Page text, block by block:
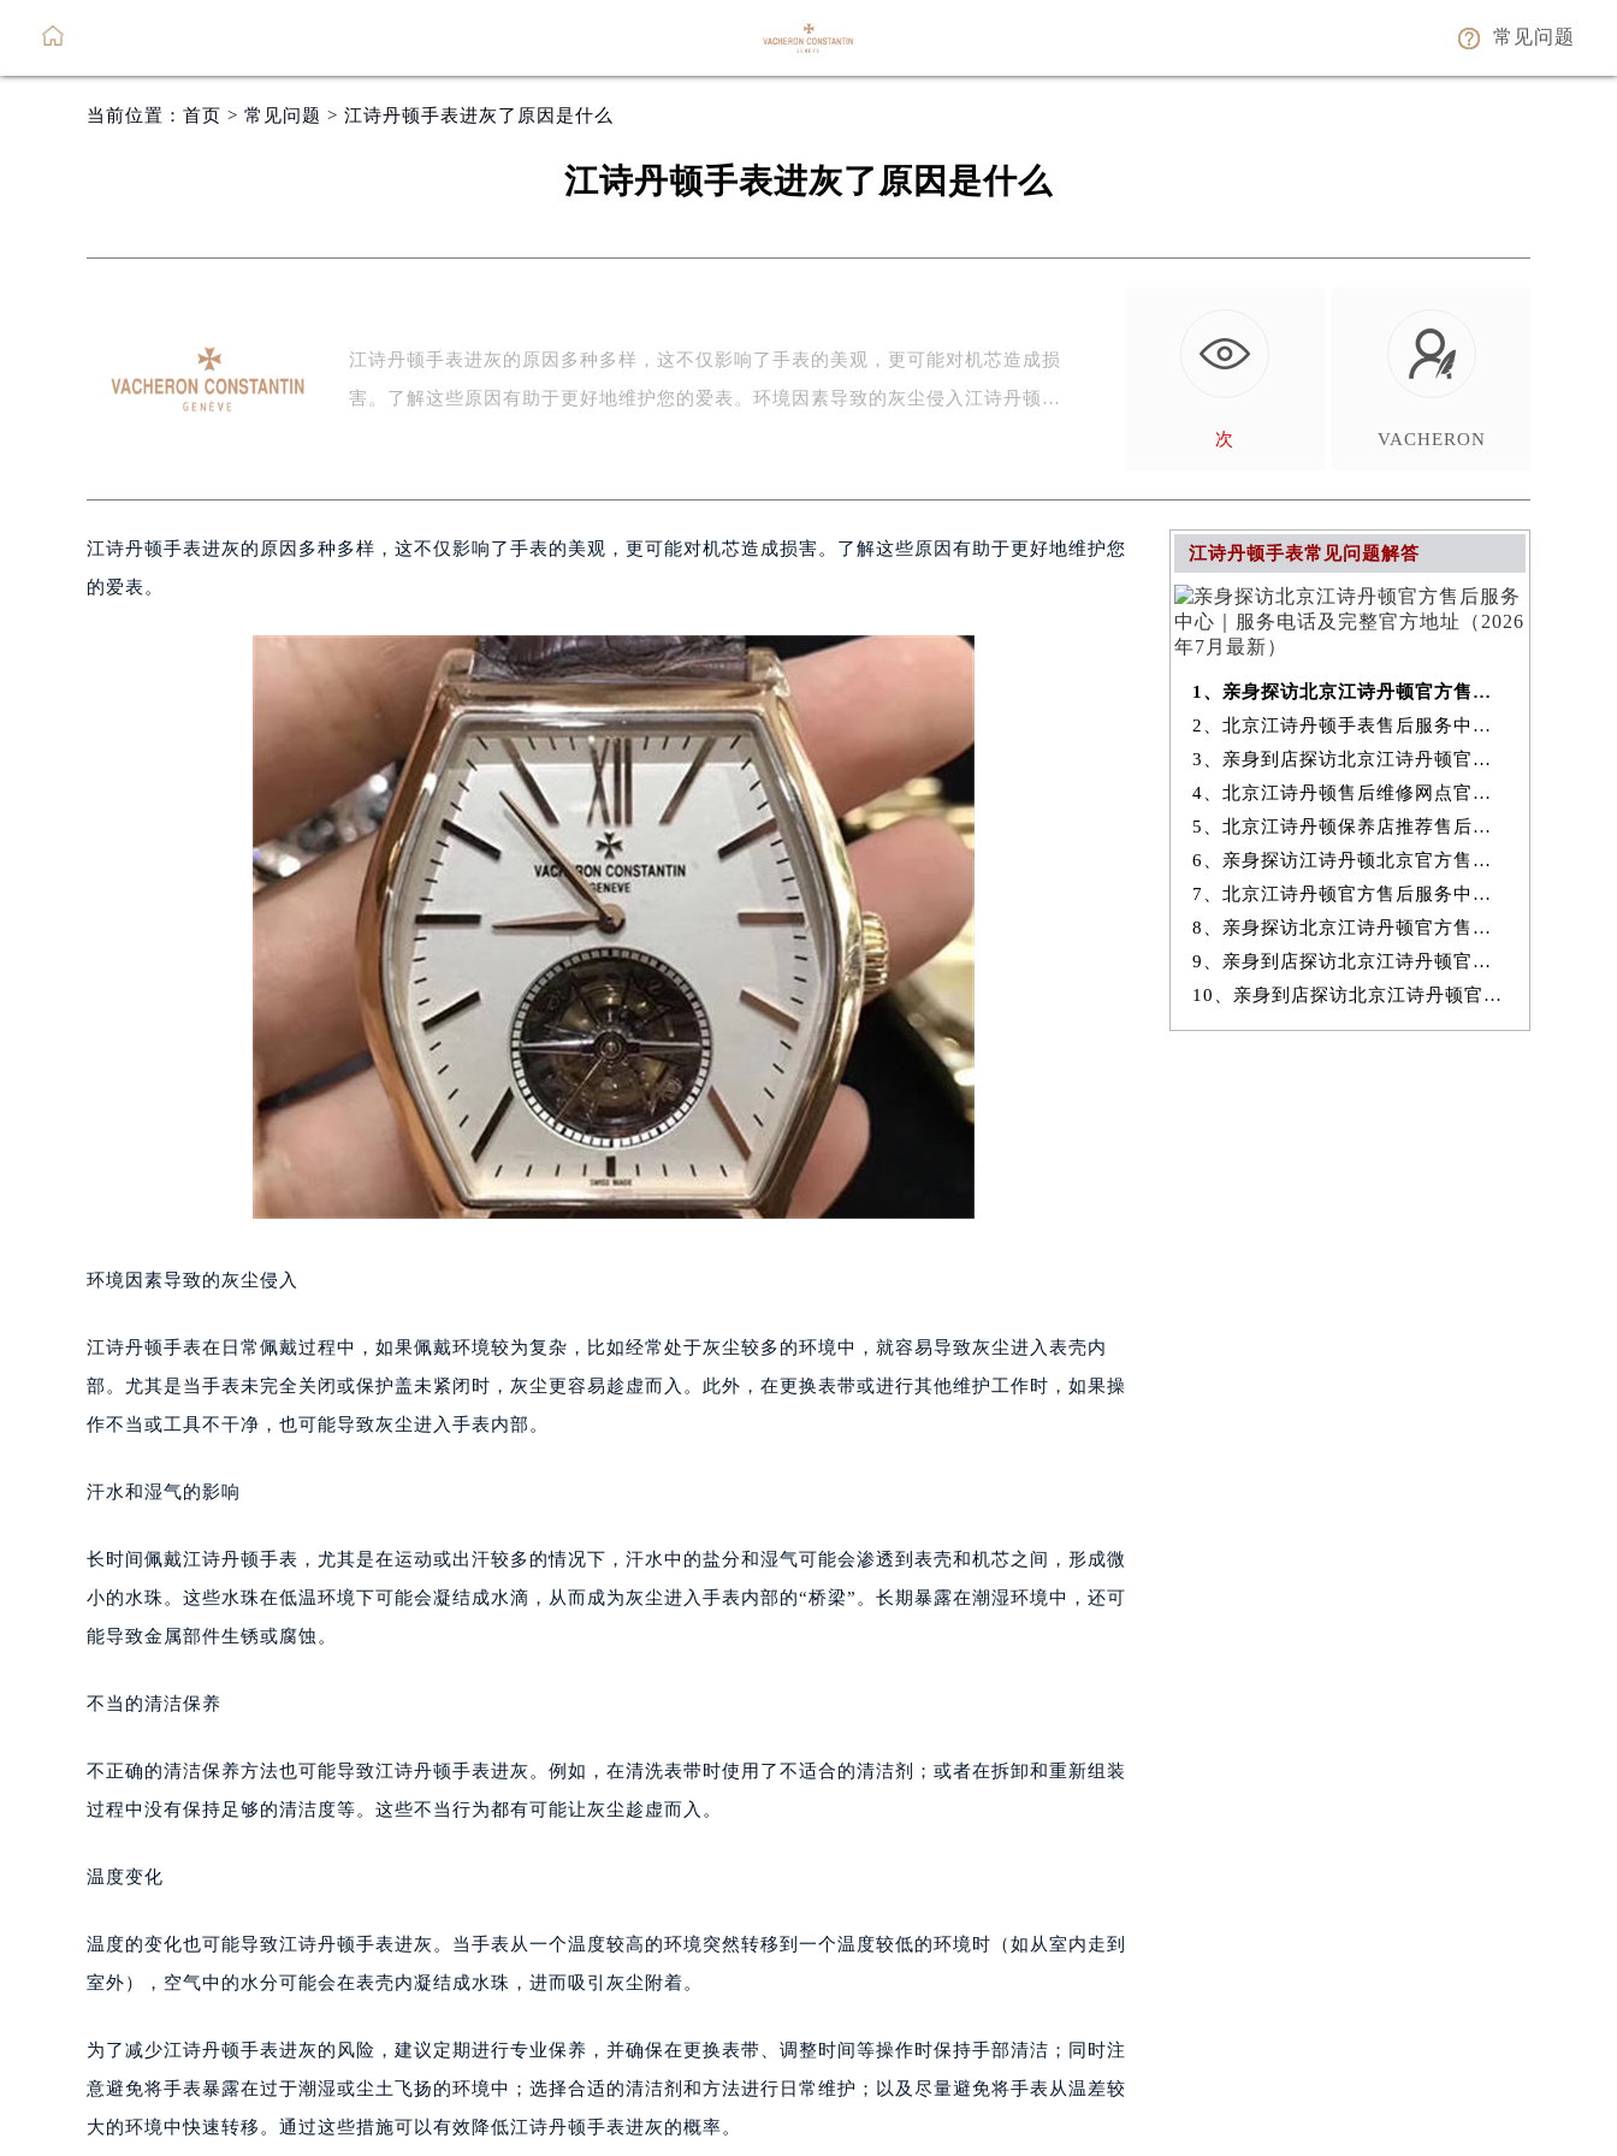
常见问题
当前位置： 首页 > 常见问题 > 江诗丹顿手表进灰了原因是什么
江诗丹顿手表进灰了原因是什么
江诗丹顿手表进灰的原因多种多样，这不仅影响了手表的美观，更可能对机芯造成损
害。了解这些原因有助于更好地维护您的爱表。环境因素导致的灰尘侵入江诗丹顿…
次 VACHERON
江诗丹顿手表进灰的原因多种多样，这不仅影响了手表的美观，更可能对机芯造成损害。了解这些原因有助于更好地维护您
的爱表。
环境因素导致的灰尘侵入
江诗丹顿手表在日常佩戴过程中，如果佩戴环境较为复杂，比如经常处于灰尘较多的环境中，就容易导致灰尘进入表壳内
部。尤其是当手表未完全关闭或保护盖未紧闭时，灰尘更容易趁虚而入。此外，在更换表带或进行其他维护工作时，如果操
作不当或工具不干净，也可能导致灰尘进入手表内部。
汗水和湿气的影响
长时间佩戴江诗丹顿手表，尤其是在运动或出汗较多的情况下，汗水中的盐分和湿气可能会渗透到表壳和机芯之间，形成微
小的水珠。这些水珠在低温环境下可能会凝结成水滴，从而成为灰尘进入手表内部的“桥梁”。长期暴露在潮湿环境中，还可
能导致金属部件生锈或腐蚀。
不当的清洁保养
不正确的清洁保养方法也可能导致江诗丹顿手表进灰。例如，在清洗表带时使用了不适合的清洁剂；或者在拆卸和重新组装
过程中没有保持足够的清洁度等。这些不当行为都有可能让灰尘趁虚而入。
温度变化
温度的变化也可能导致江诗丹顿手表进灰。当手表从一个温度较高的环境突然转移到一个温度较低的环境时（如从室内走到
室外），空气中的水分可能会在表壳内凝结成水珠，进而吸引灰尘附着。
为了减少江诗丹顿手表进灰的风险，建议定期进行专业保养，并确保在更换表带、调整时间等操作时保持手部清洁；同时注
意避免将手表暴露在过于潮湿或尘土飞扬的环境中；选择合适的清洁剂和方法进行日常维护；以及尽量避免将手表从温差较
大的环境中快速转移。通过这些措施可以有效降低江诗丹顿手表进灰的概率。
江诗丹顿手表常见问题解答
1、亲身探访北京江诗丹顿官方售后服务中心｜服务电话及完整官方地址（20
2、北京江诗丹顿手表售后服务中心提供专业维修保养服务权威公示（2026
3、亲身到店探访北京江诗丹顿官方售后服务中心｜最新热线和全部网点地
4、北京江诗丹顿售后维修网点官方服务指南权威公示（2026年7月最新）
5、北京江诗丹顿保养店推荐售后保养服务权威公示（2026年7月最新）
6、亲身探访江诗丹顿北京官方售后服务中心｜地址与24小时服务电话（2026
7、北京江诗丹顿官方售后服务中心｜最新地址与24小时售后热线权威信息
8、亲身探访北京江诗丹顿官方售后服务中心｜完整网点地址与服务电话（20
9、亲身到店探访北京江诗丹顿官方售后服务中心｜服务热线及全部官方地
10、亲身到店探访北京江诗丹顿官方售后服务中心｜官方热线及全部网点地